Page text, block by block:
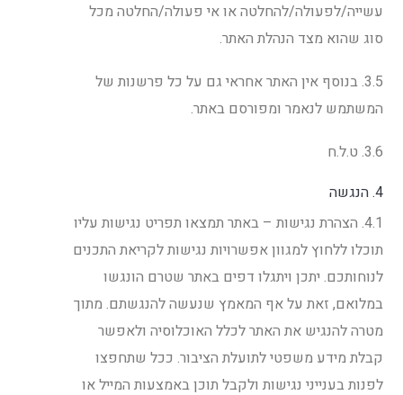
עשייה/לפעולה/להחלטה או אי פעולה/החלטה מכל
סוג שהוא מצד הנהלת האתר.
3.5. בנוסף אין האתר אחראי גם על כל פרשנות של
המשתמש לנאמר ומפורסם באתר.
3.6. ט.ל.ח
4. הנגשה
4.1. הצהרת נגישות – באתר תמצאו תפריט נגישות עליו
תוכלו ללחוץ למגוון אפשרויות נגישות לקריאת התכנים
לנוחותכם. יתכן ויתגלו דפים באתר שטרם הונגשו
במלואם, זאת על אף המאמץ שנעשה להנגשתם. מתוך
מטרה להנגיש את האתר לכלל האוכלוסיה ולאפשר
קבלת מידע משפטי לתועלת הציבור. ככל שתחפצו
לפנות בענייני נגישות ולקבל תוכן באמצעות המייל או